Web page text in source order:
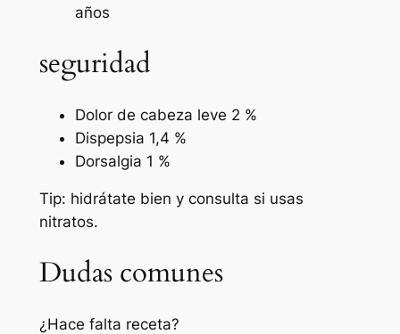
años
seguridad
Dolor de cabeza leve 2 %
Dispepsia 1,4 %
Dorsalgia 1 %
Tip: hidrátate bien y consulta si usas
nitratos.
Dudas comunes
¿Hace falta receta?